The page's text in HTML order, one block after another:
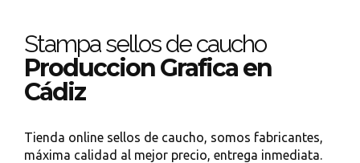
Stampa sellos de caucho
Produccion Grafica en
Cádiz
Tienda online sellos de caucho, somos fabricantes,
máxima calidad al mejor precio, entrega inmediata.